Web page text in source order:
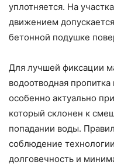
уплотняется. На
движением
бетонной подушке
Для лучшей фиксации
водоотводная
особенно актуально
который склонен к
попадании воды.
соблюдение
долговечность и